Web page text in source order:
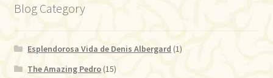
Blog Category
Esplendorosa Vida de Denis Albergard (1)
The Amazing Pedro(15)